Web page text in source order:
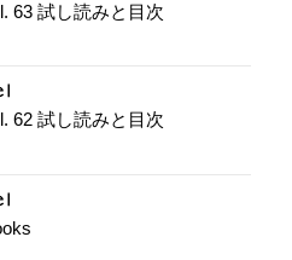
63 試し読みと目次
62 試し読みと目次